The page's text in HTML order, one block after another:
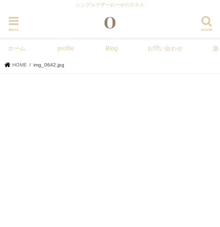
シングルマザーおーせのＤＮＡ
search
menu
ホーム profile Blog お問い合わせ
HOME img_0642.jpg